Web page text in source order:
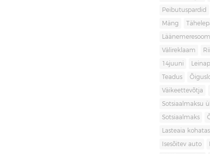
Peibutuspardid
Mäng
Välireklaam
14juuni
Teadus
Väikeettevõtja
Sotsiaalmaksu
Sotsiaalmaks
Lasteaia
Isesõitev auto